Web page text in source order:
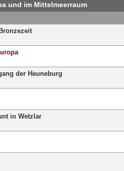
und im Mittelmeerraum
- 0 von 5 durchschnittlich
123
- 0 von 5 durchschnittlich
der Heuneburg
- 0 von 5 durchschnittlich
1 2345
- 0 von 5 durchschnittlich
in Wetzlar
- 0 von 5 durchschnittlich
12345
- 0 von 5 durchschnittlich
- 0 von 5 durchschnittlich